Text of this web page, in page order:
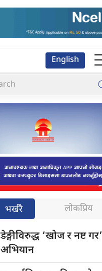
English
भर्खरै लोकप्रिय
डेङ्गीविरुद्ध ‘खोजर नष्ट गर’
अभियान